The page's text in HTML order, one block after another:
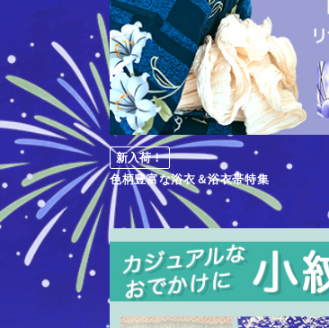
新入荷！
色柄豊富な浴衣＆浴衣帯特集